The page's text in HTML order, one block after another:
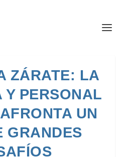
ZÁRATE: LA
PERSONAL
UN
GRANDES